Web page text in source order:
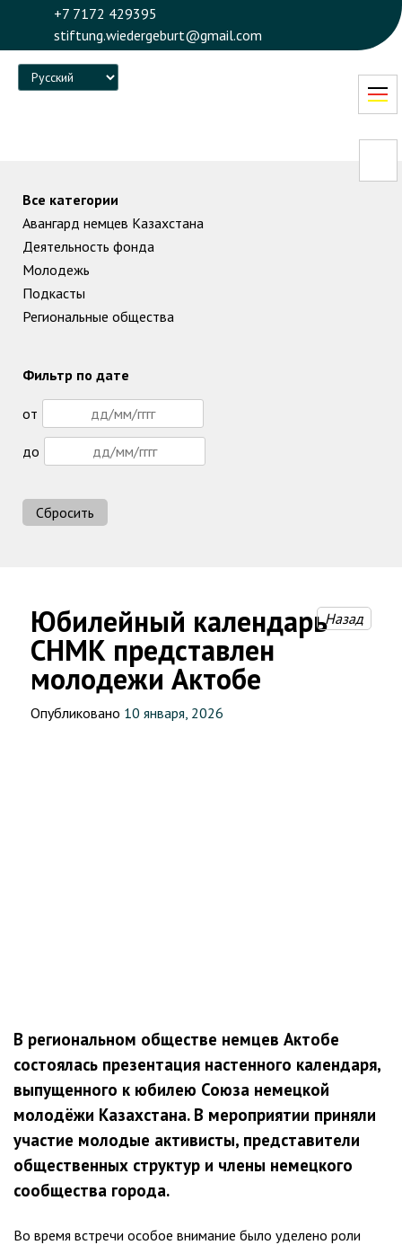
+7 7172 429395
stiftung.wiedergeburt@gmail.com
Language
Юбилейный календарь
СНМК представлен
молодежи Актобе
Назад
Опубликовано 10 января, 2026
В региональном обществе немцев Актобе
состоялась презентация настенного календаря,
выпущенного к юбилею Союза немецкой
молодёжи Казахстана. В мероприятии приняли
участие молодые активисты, представители
общественных структур и члены немецкого
сообщества города.
Во время встречи особое внимание было уделено роли
Все категории
Авангард немцев Казахстана
Деятельность фонда
Молодежь
Подкасты
Региональные общества
Фильтр по дате
от
до
Сбросить